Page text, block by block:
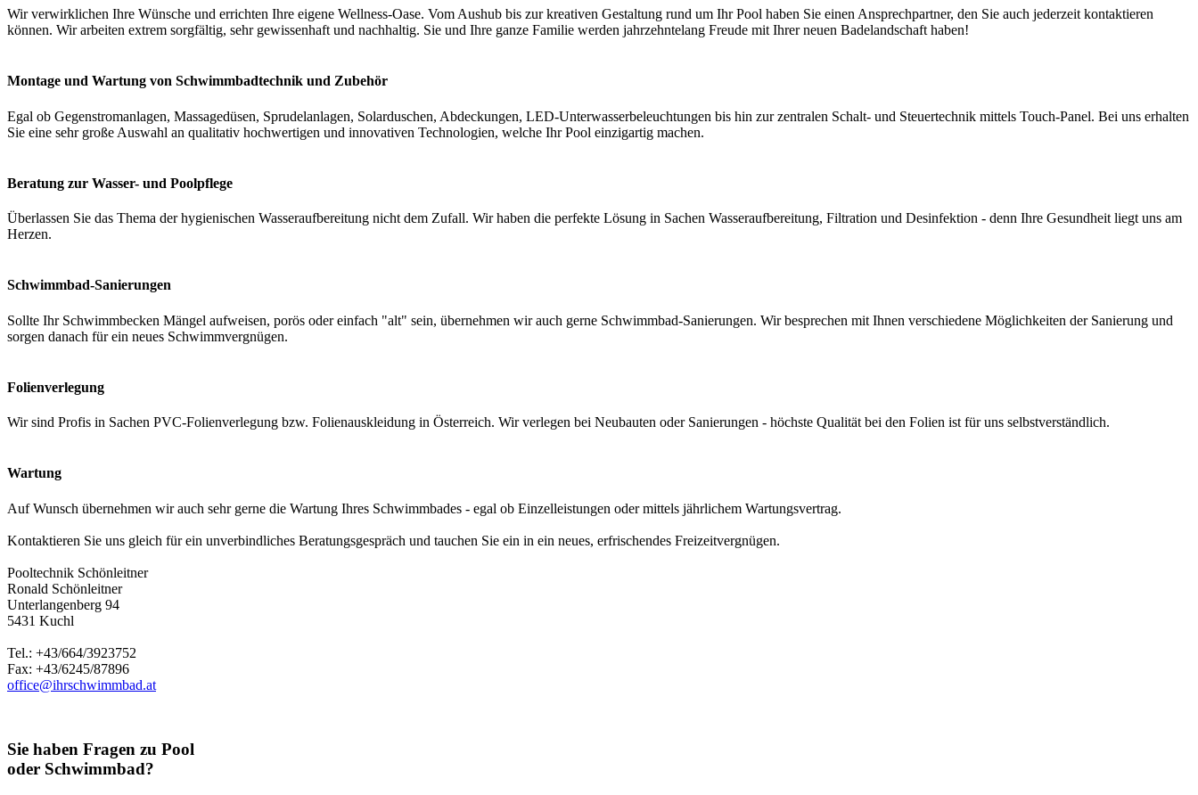
Wir verwirklichen Ihre Wünsche und errichten Ihre eigene Wellness-Oase. Vom Aushub bis zur kreativen Gestaltung rund um Ihr Pool haben Sie einen Ansprechpartner, den Sie auch jederzeit kontaktieren
können. Wir arbeiten extrem sorgfältig, sehr gewissenhaft und nachhaltig. Sie und Ihre ganze Familie werden jahrzehntelang Freude mit Ihrer neuen Badelandschaft haben!
Montage und Wartung von Schwimmbadtechnik und Zubehör
Egal ob Gegenstromanlagen, Massagedüsen, Sprudelanlagen, Solarduschen, Abdeckungen, LED-Unterwasserbeleuchtungen bis hin zur zentralen Schalt- und Steuertechnik mittels Touch-Panel. Bei uns erhalten
Sie eine sehr große Auswahl an qualitativ hochwertigen und innovativen Technologien, welche Ihr Pool einzigartig machen.
Beratung zur Wasser- und Poolpflege
Überlassen Sie das Thema der hygienischen Wasseraufbereitung nicht dem Zufall. Wir haben die perfekte Lösung in Sachen Wasseraufbereitung, Filtration und Desinfektion - denn Ihre Gesundheit liegt uns am
Herzen.
Schwimmbad-Sanierungen
Sollte Ihr Schwimmbecken Mängel aufweisen, porös oder einfach "alt" sein, übernehmen wir auch gerne Schwimmbad-Sanierungen. Wir besprechen mit Ihnen verschiedene Möglichkeiten der Sanierung und
sorgen danach für ein neues Schwimmvergnügen.
Folienverlegung
Wir sind Profis in Sachen PVC-Folienverlegung bzw. Folienauskleidung in Österreich. Wir verlegen bei Neubauten oder Sanierungen - höchste Qualität bei den Folien ist für uns selbstverständlich.
Wartung
Auf Wunsch übernehmen wir auch sehr gerne die Wartung Ihres Schwimmbades - egal ob Einzelleistungen oder mittels jährlichem Wartungsvertrag.
Kontaktieren Sie uns gleich für ein unverbindliches Beratungsgespräch und tauchen Sie ein in ein neues, erfrischendes Freizeitvergnügen.
Pooltechnik Schönleitner
Ronald Schönleitner
Unterlangenberg 94
5431 Kuchl
Tel.: +43/664/3923752
Fax: +43/6245/87896
office@ihrschwimmbad.at
Sie haben Fragen zu Pool
oder Schwimmbad?